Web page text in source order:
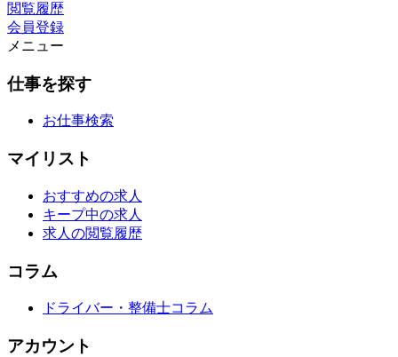
閲覧履歴
会員登録
メニュー
仕事を探す
お仕事検索
マイリスト
おすすめの求人
キープ中の求人
求人の閲覧履歴
コラム
ドライバー・整備士コラム
アカウント